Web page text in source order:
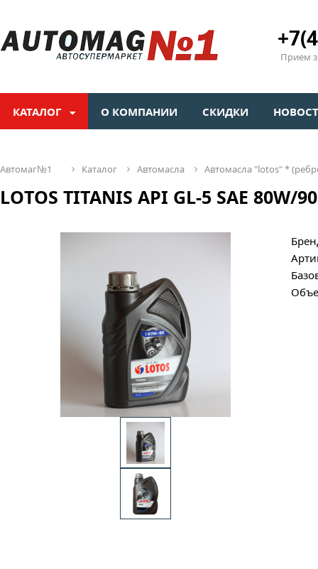
Прием
КАТАЛОГ О КОМПАНИИ СКИДКИ
автомаг№1 каталог автомасла автомасла "lotos" *
LOTOS TITANIS API GL-5 SAE 80W/